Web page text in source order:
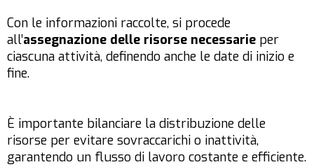
Con le informazioni raccolte, si procede
all’assegnazione delle risorse necessarie per
ciascuna attività, definendo anche le date di inizio e
fine.
È importante bilanciare la distribuzione delle
risorse per evitare sovraccarichi o inattività,
garantendo un flusso di lavoro costante e efficiente.